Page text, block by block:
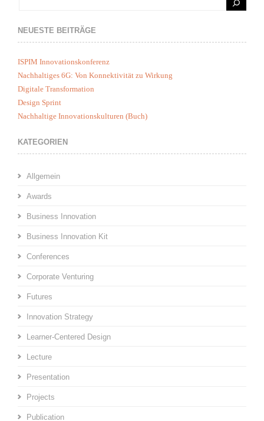
NEUESTE BEITRÄGE
ISPIM Innovationskonferenz
Nachhaltiges 6G: Von Konnektivität zu Wirkung
Digitale Transformation
Design Sprint
Nachhaltige Innovationskulturen (Buch)
KATEGORIEN
Allgemein
Awards
Business Innovation
Business Innovation Kit
Conferences
Corporate Venturing
Futures
Innovation Strategy
Learner-Centered Design
Lecture
Presentation
Projects
Publication